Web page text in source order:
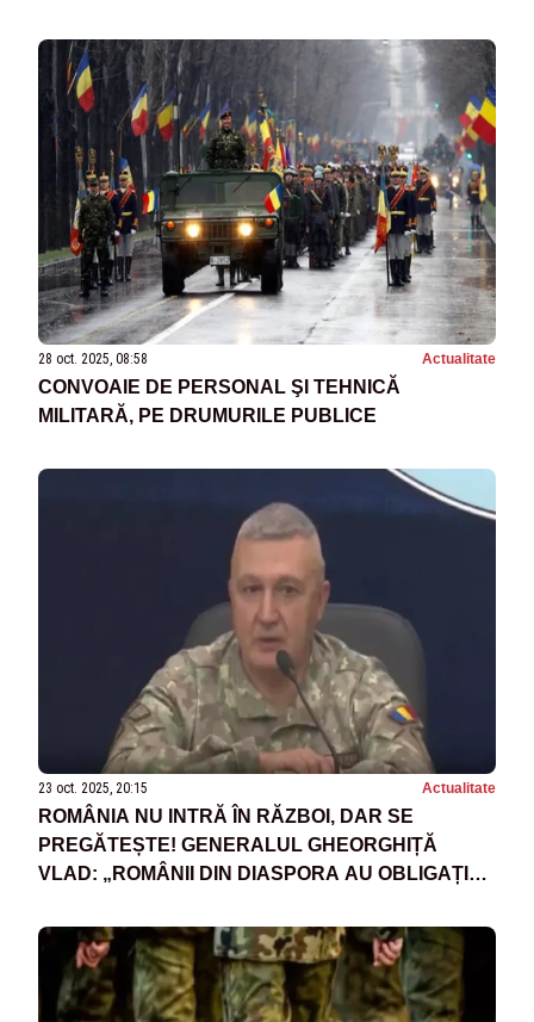
28 oct. 2025, 08:58 Actualitate
CONVOAIE DE PERSONAL ŞI TEHNICĂ
MILITARĂ, PE DRUMURILE PUBLICE
23 oct. 2025, 20:15 Actualitate
ROMÂNIA NU INTRĂ ÎN RĂZBOI, DAR SE
PREGĂTEȘTE! GENERALUL GHEORGHIȚĂ
VLAD: „ROMÂNII DIN DIASPORA AU OBLIGAȚIA